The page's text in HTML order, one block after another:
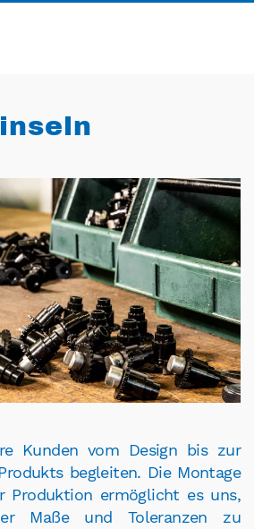
Kunden vom Design bis zur
begleiten. Die Montage
Produktion ermöglicht es uns,
Maße und Toleranzen zu